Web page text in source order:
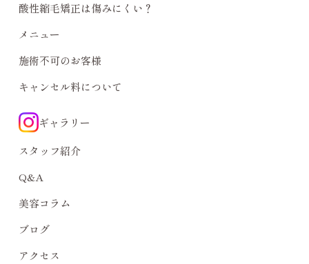
酸性縮毛矯正は傷みにくい？
メニュー
施術不可のお客様
キャンセル料について
ギャラリー
スタッフ紹介
Q&A
美容コラム
ブログ
アクセス